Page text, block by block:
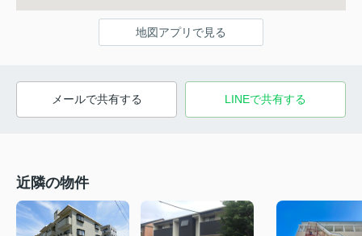
地図アプリで見る
メールで共有する LINEで共有する
近隣の物件